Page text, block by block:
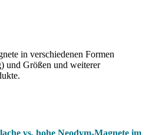
in verschiedenen Formen
und Größen und weiterer
vs. hohe Neodym-Magnete im